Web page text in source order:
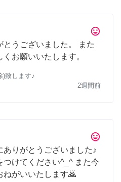
tag_faces
とうございました。 また
お願いいたします。
)致します♪
2週間前
tag_faces
ありがとうございました♪
つけてください^_^ また今
ねがいいたします🙇